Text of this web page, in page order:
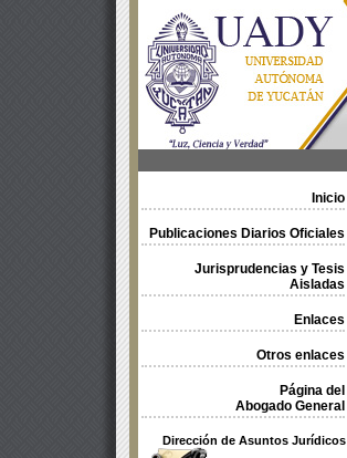
Inicio
Publicaciones Diarios Oficiales
Jurisprudencias y Tesis
Aisladas
Enlaces
Otros enlaces
Página del
Abogado General
Dirección de Asuntos Jurídicos